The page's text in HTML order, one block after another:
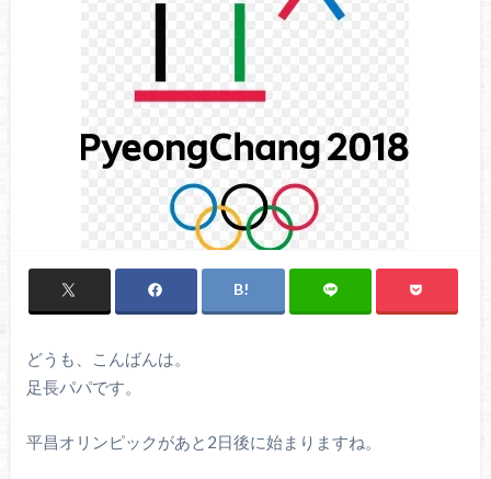
どうも、こんばんは。
足長パパです。
平昌オリンピックがあと2日後に始まりますね。